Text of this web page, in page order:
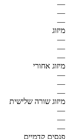
—
—
—
מיזוג
—
—
—
מיזוג אחורי
—
—
—
מיזוג שורה שלישית
—
—
—
פנסים קדמיים